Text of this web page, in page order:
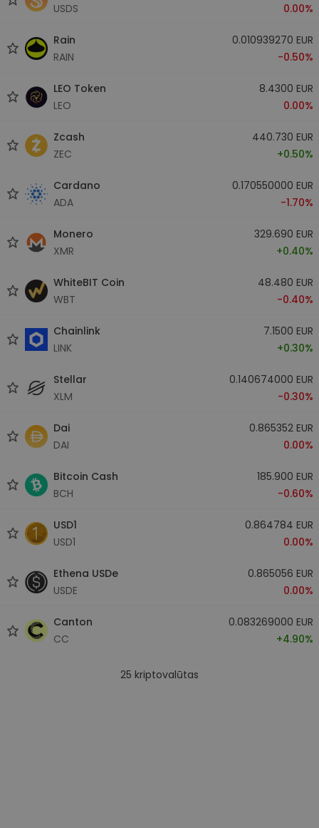
USDS
0.00%
Rain
RAIN
0.010939270 EUR
-0.50%
LEO Token
LEO
8.4300 EUR
0.00%
Zcash
ZEC
440.730 EUR
+0.50%
Cardano
ADA
0.170550000 EUR
-1.70%
Monero
XMR
329.690 EUR
+0.40%
WhiteBIT Coin
WBT
48.480 EUR
-0.40%
Chainlink
LINK
7.1500 EUR
+0.30%
Stellar
XLM
0.140674000 EUR
-0.30%
Dai
DAI
0.865352 EUR
0.00%
Bitcoin Cash
BCH
185.900 EUR
-0.60%
USD1
USD1
0.864784 EUR
0.00%
Ethena USDe
USDE
0.865056 EUR
0.00%
Canton
CC
0.083269000 EUR
+4.90%
25 kriptovalūtas